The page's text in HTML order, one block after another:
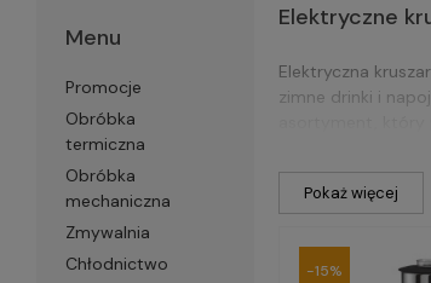
Menu
Promocje
Obróbka
termiczna
Obróbka
mechaniczna
Zmywalnia
Chłodnictwo
Elektryczne
Elektryczna
zimne drinki i
nowoczesny
Pokaż więcej
-15%